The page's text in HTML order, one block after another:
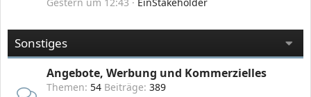
Sonstiges
Angebote, Werbung und Kommerzielles
Themen 54 Beiträge 389